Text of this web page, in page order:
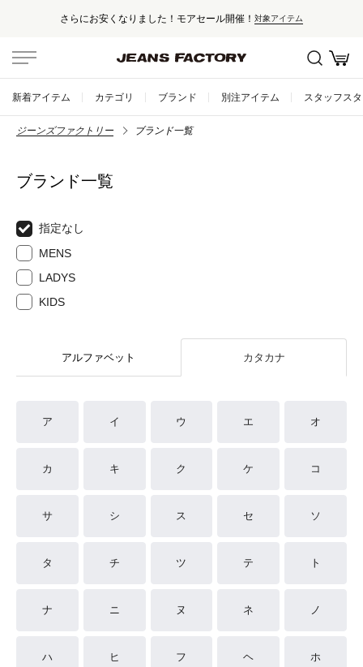
さらにお安くなりました！モアセール開催！ 対象アイテム
新着アイテム カテゴリ ブランド 別注アイテム スタッフス
ジーンズファクトリー ブランド一覧
ブランド一覧
指定なし
MENS
LADYS
KIDS
アルファベット カタカナ
ア イ ウ エ オ
カ キ ク ケ コ
サ シ ス セ ソ
タ チ ツ テ ト
ナ ニ ヌ ネ ノ
ハ ヒ フ ヘ ホ